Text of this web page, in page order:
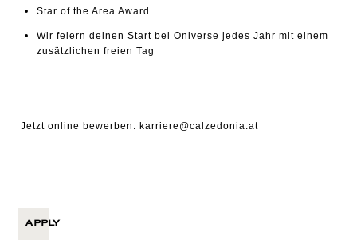
Star of the Area Award
Wir feiern deinen Start bei Oniverse jedes Jahr mit einem
zusätzlichen freien Tag
Jetzt online bewerben: karriere@calzedonia.at
APPLY